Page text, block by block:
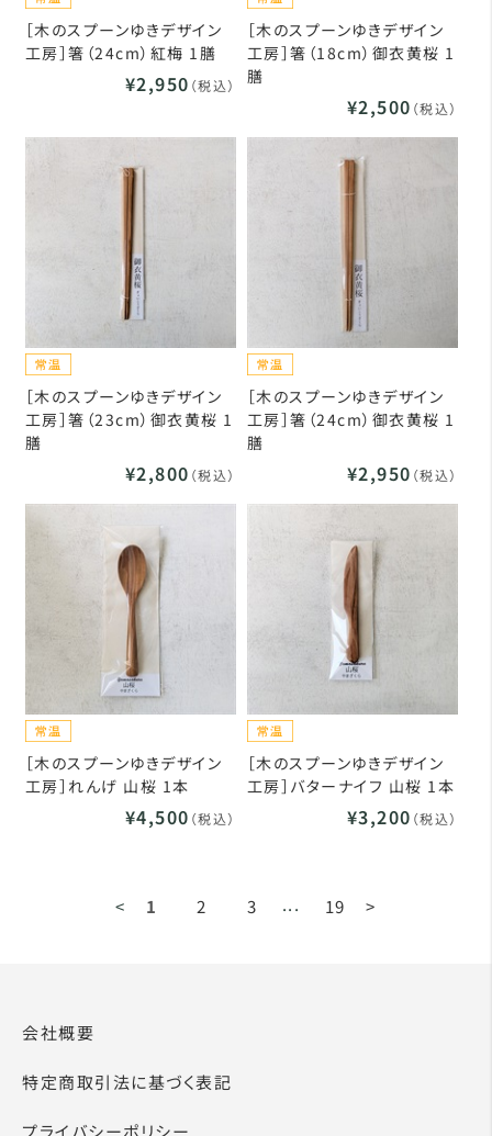
［木のスプーンゆきデザイン
工房］箸（24cm）紅梅 1膳
¥2,950 （税込）
［木のスプーンゆきデザイン
工房］箸（18cm）御衣黄桜 1
膳
¥2,500 （税込）
［木のスプーンゆきデザイン
工房］箸（23cm）御衣黄桜 1
膳
¥2,800 （税込）
［木のスプーンゆきデザイン
工房］箸（24cm）御衣黄桜 1
膳
¥2,950 （税込）
［木のスプーンゆきデザイン
工房］れんげ 山桜 1本
¥4,500 （税込）
［木のスプーンゆきデザイン
工房］バターナイフ 山桜 1本
¥3,200 （税込）
< 1 2 3 ... 19 >
会社概要
特定商取引法に基づく表記
プライバシーポリシー